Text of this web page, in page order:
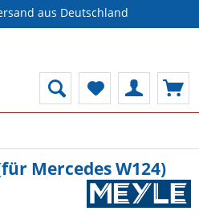
aus Deutschland
Mercedes W124)